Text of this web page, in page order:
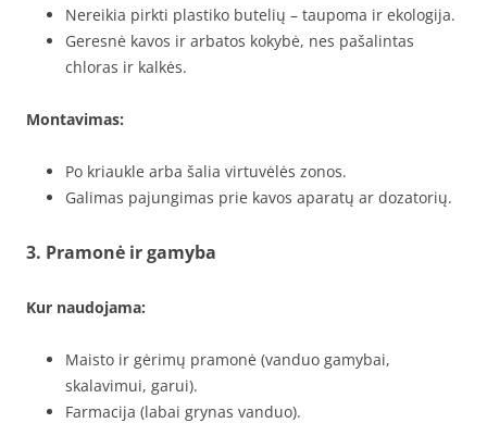
Nereikia pirkti plastiko butelių – taupoma ir ekologija.
Geresnė kavos ir arbatos kokybė, nes pašalintas
chloras ir kalkės.
Montavimas:
Po kriaukle arba šalia virtuvėlės zonos.
Galimas pajungimas prie kavos aparatų ar dozatorių.
3. Pramonė ir gamyba
Kur naudojama:
Maisto ir gėrimų pramonė (vanduo gamybai,
skalavimui, garui).
Farmacija (labai grynas vanduo).